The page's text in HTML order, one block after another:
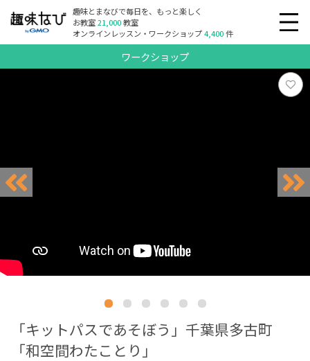
趣味とまなびで毎日を、もっと楽しく
お教室21,000教室
オンラインレッスン・ワークショップ4,400件
ワークショップ
「キットパスであそぼう」千葉県多古町
「和空間わたことり」